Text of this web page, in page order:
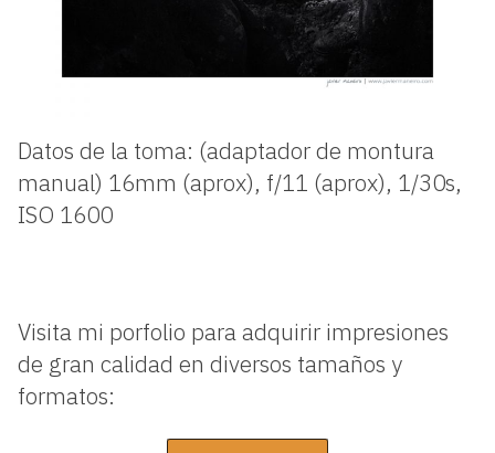
Datos de la toma: (adaptador de montura
manual) 16mm (aprox), f/11 (aprox), 1/30s,
ISO 1600​
Visita mi porfolio para adquirir impresiones
de gran calidad en diversos tamaños y
formatos: